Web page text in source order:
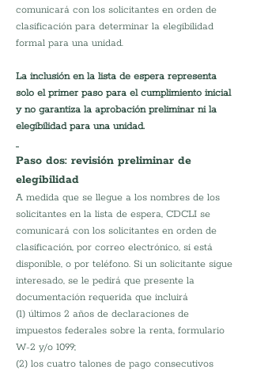
comunicará con los solicitantes en orden de
clasificación para determinar la elegibilidad
formal para una unidad.
La inclusión en la lista de espera representa
solo el primer paso para el cumplimiento inicial
y no garantiza la aprobación preliminar ni la
elegibilidad para una unidad.
Paso dos: revisión preliminar de
elegibilidad
A medida que se llegue a los nombres de los
solicitantes en la lista de espera, CDCLI se
comunicará con los solicitantes en orden de
clasificación, por correo electrónico, si está
disponible, o por teléfono. Si un solicitante sigue
interesado, se le pedirá que presente la
documentación requerida que incluirá
(1) últimos 2 años de declaraciones de
impuestos federales sobre la renta, formulario
W-2 y/o 1099;
(2) los cuatro talones de pago consecutivos